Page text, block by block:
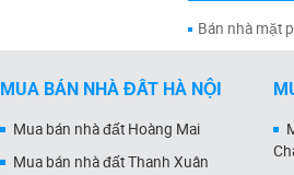
Bán nhà mặt
MUA BÁN NHÀ ĐẤT HÀ NỘI
Mua bán nhà đất Hoàng Mai
Mua bán nhà đất Thanh Xuân